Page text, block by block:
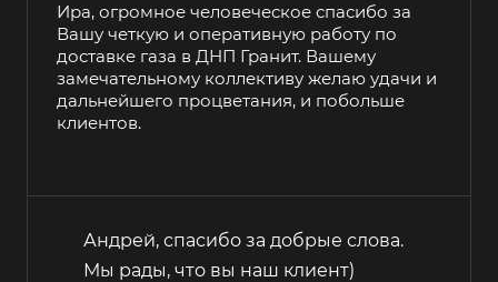
Ира, огромное человеческое спасибо за
Вашу четкую и оперативную работу по
доставке газа в ДНП Гранит. Вашему
замечательному коллективу желаю удачи и
дальнейшего процветания, и побольше
клиентов.
Андрей, спасибо за добрые слова.
Мы рады, что вы наш клиент)